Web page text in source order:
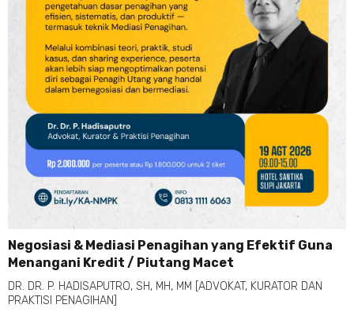
Negosiasi & Mediasi Penagihan yang Efektif Guna
Menangani Kredit / Piutang Macet
DR. DR. P. HADISAPUTRO, SH, MH, MM [ADVOKAT, KURATOR DAN
PRAKTISI PENAGIHAN]